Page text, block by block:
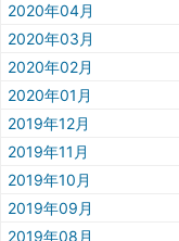
2020年04月
2020年03月
2020年02月
2020年01月
2019年12月
2019年11月
2019年10月
2019年09月
2019年08月